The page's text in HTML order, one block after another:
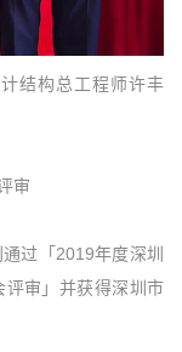
结构总工程师许丰
审
过「2019年度深圳
审」并获得深圳市